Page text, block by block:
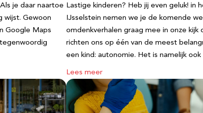
je daar naartoe
wijst. Gewoon
Google Maps
Lastige kinderen? Heb jij even geluk! in
IJsselstein nemen we je de komende
omdenkverhalen graag mee in onze kijk
richten ons op één van de meest
een kind: autonomie. Het is namelijk
Lees meer